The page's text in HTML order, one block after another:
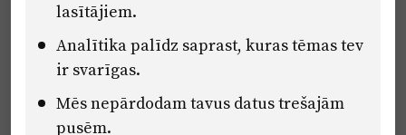
Eiropas Savienības Atveseļošanas un noturības mehānisma plāna
2.2. reformu un investīciju virziena “Uzņēmumu digitālā
transformācija un inovācijas” 2.2.1.5.i. investīcijas “Mediju nozares
uzņēmumu digitālās transformācijas veicināšana” pasākuma
“Mācības mediju nozares speciālistu digitālās kompetences un
zināšanu pilnveidošanai” projektā Latvijas Mediju nozares
lasītājiem.
Analītika palīdz saprast, kuras tēmas tev
ir svarīgas.
Mēs nepārdodam tavus datus trešajām
pusēm.